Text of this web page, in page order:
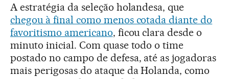
A estratégia da seleção holandesa, que
chegou à final como menos cotada diante do
favoritismo americano, ficou clara desde o
minuto inicial. Com quase todo o time
postado no campo de defesa, até as jogadoras
mais perigosas do ataque da Holanda, como